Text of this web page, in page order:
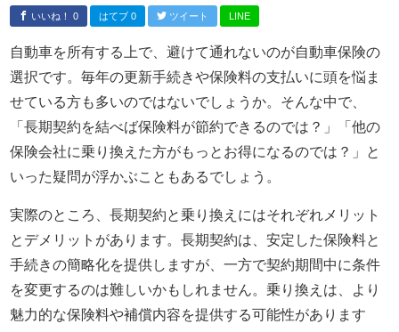
自動車保険の基礎知識
運営者について
運営者：河原あたる
保険代理店に勤める現役の
保険営業マン。
代理店に勤める前は
保険業界に入るまで
自動車保険の知識は全くなかった。
現在では年間７００件以上の
自動車保険の新規・変更手続き、
年間３００件以上の
いいね！ 0 はてブ 0 ツイート LINE
自動車を所有する上で、避けて通れないのが自動車保険の
選択です。毎年の更新手続きや保険料の支払いに頭を悩ま
せている方も多いのではないでしょうか。そんな中で、
「長期契約を結べば保険料が節約できるのでは？」「他の
保険会社に乗り換えた方がもっとお得になるのでは？」と
いった疑問が浮かぶこともあるでしょう。
実際のところ、長期契約と乗り換えにはそれぞれメリット
とデメリットがあります。長期契約は、安定した保険料と
手続きの簡略化を提供しますが、一方で契約期間中に条件
を変更するのは難しいかもしれません。乗り換えは、より
魅力的な保険料や補償内容を提供する可能性があります